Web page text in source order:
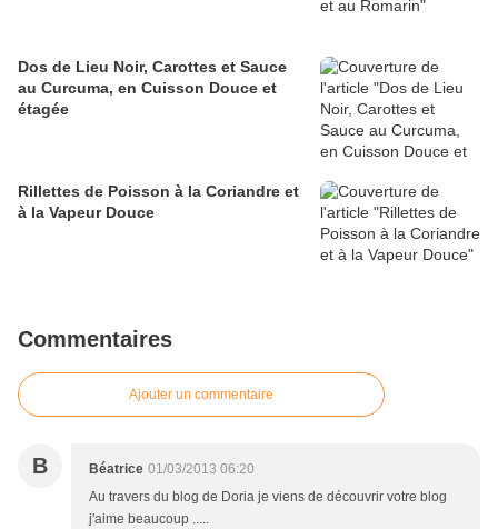
Dos de Lieu Noir, Carottes et Sauce
au Curcuma, en Cuisson Douce et
étagée
Rillettes de Poisson à la Coriandre et
à la Vapeur Douce
Commentaires
Ajouter un commentaire
B Béatrice 01/03/2013 06:20
Au travers du blog de Doria je viens de découvrir votre blog
j'aime beaucoup .....